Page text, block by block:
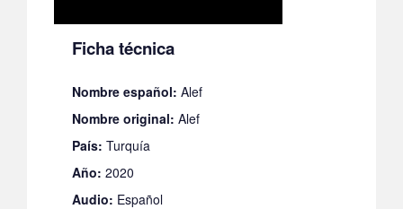
Ficha técnica
Nombre español: Alef
Nombre original: Alef
País: Turquía
Año: 2020
Audio: Español